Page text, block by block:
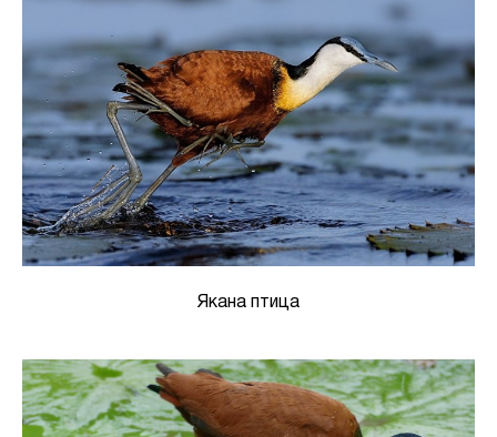
Якана птица